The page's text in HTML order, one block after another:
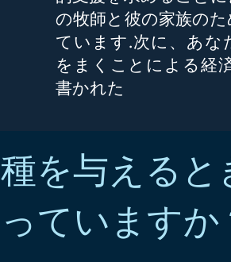
の牧師と彼の家族の
ています.次に、あな
をまくことによる経
書かれた
種を与えると
っていますか